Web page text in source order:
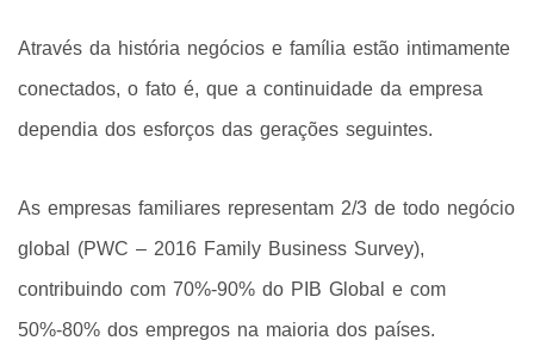
Através da história negócios e família estão intimamente
conectados, o fato é, que a continuidade da empresa
dependia dos esforços das gerações seguintes.
As empresas familiares representam 2/3 de todo negócio
global (PWC – 2016 Family Business Survey),
contribuindo com 70%-90% do PIB Global e com
50%-80% dos empregos na maioria dos países.